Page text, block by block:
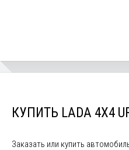
КУПИТЬ LADA 4X4
Заказать или купить